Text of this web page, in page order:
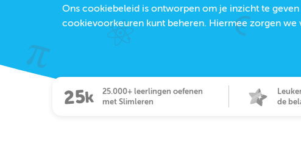
Ons cookiebeleid is ontworpen om je inzicht te
cookievoorkeuren kunt beheren. Hiermee zorgen we
25.000+ leerlingen oefenen
met Slimleren
de